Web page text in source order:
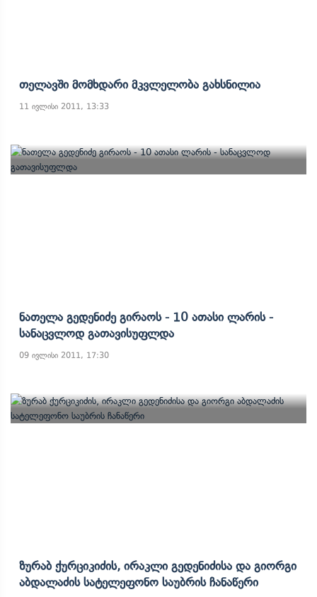
Თელავში Მომხდარი Მკვლელობა Გახსნილია
11 ივლისი 2011, 13:33
Ნათელა Გედენიძე Გირაოს - 10 Ათასი Ლარის -
Სანაცვლოდ Გათავისუფლდა
09 ივლისი 2011, 17:30
Ზურაბ Ქურციკიძის, Ირაკლი Გედენიძისა Და Გიორგი
Აბდალაძის Სატელეფონო Საუბრის Ჩანაწერი